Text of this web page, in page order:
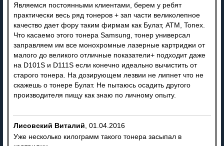
Являемся постоянными клиентами, берем у ребят
практически весь ряд тонеров + зап части великолепное
качество дает фору таким фирмам как Булат, АТМ, Tonex.
Что касаемо этого тонера Samsung, тонер универсал
заправляем им все монохромные лазерные картриджи от
малого до великого отличные показатели+ подходит даже
на D101S и D111S если конечно идеально вычистить от
старого тонера. На дозирующем лезвии не липнет что не
скажешь о тонере Булат. Не пытаюсь осадить другого
производителя пищу как знаю по личному опыту.
Лисовский Виталий, 01.04.2016
Уже несколько килограмм такого тонера засыпал в